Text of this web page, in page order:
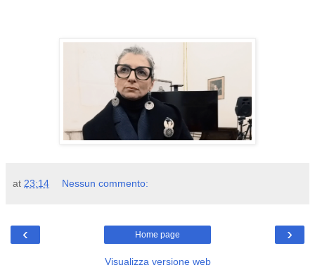
at 23:14 Nessun commento:
‹ ›
Home page
Visualizza versione web